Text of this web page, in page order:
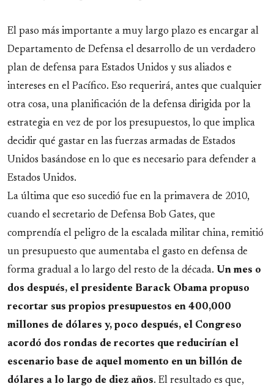
El paso más importante a muy largo plazo es encargar al
Departamento de Defensa el desarrollo de un verdadero
plan de defensa para Estados Unidos y sus aliados e
intereses en el Pacífico. Eso requerirá, antes que cualquier
otra cosa, una planificación de la defensa dirigida por la
estrategia en vez de por los presupuestos, lo que implica
decidir qué gastar en las fuerzas armadas de Estados
Unidos basándose en lo que es necesario para defender a
Estados Unidos.
La última que eso sucedió fue en la primavera de 2010,
cuando el secretario de Defensa Bob Gates, que
comprendía el peligro de la escalada militar china, remitió
un presupuesto que aumentaba el gasto en defensa de
forma gradual a lo largo del resto de la década. Un mes o
dos después, el presidente Barack Obama propuso
recortar sus propios presupuestos en 400,000
millones de dólares y, poco después, el Congreso
acordó dos rondas de recortes que reducirían el
escenario base de aquel momento en un billón de
dólares a lo largo de diez años. El resultado es que,